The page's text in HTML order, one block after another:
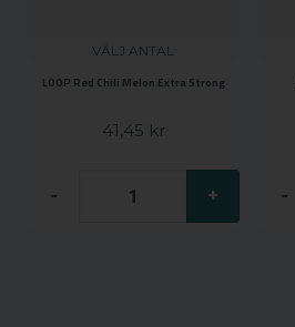
VÄLJ ANTAL
LOOP Red Chili Melon Extra Strong
41,45 kr
- + -